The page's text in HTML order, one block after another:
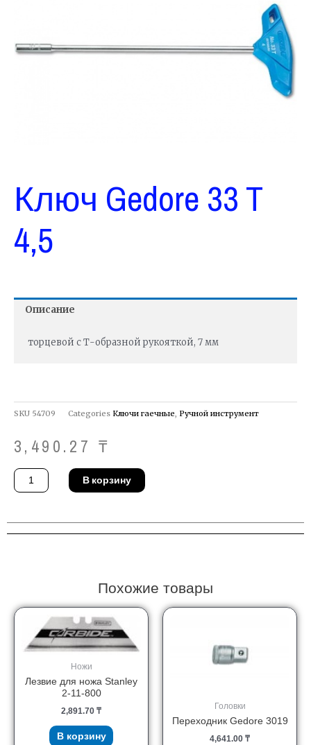
Ключ Gedore 33 T
4,5
Описание
торцевой с Т-образной рукояткой, 7 мм
SKU 54709 Categories Ключи гаечные, Ручной инструмент
3,490.27 ₸
Количество
товара
Ключ
4,5
В корзину
Похожие товары
Ножи
Лезвие для ножа Stanley
2-11-800
2,891.70 ₸
В корзину
Головки
Переходник Gedore 3019
4,641.00 ₸